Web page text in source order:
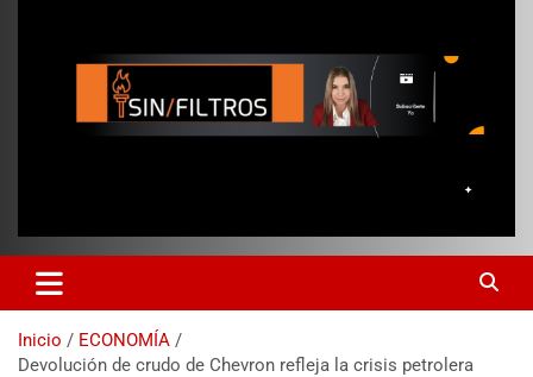
Inicio
ECONOMÍA
Devolución de crudo de Chevron refleja la crisis petrolera